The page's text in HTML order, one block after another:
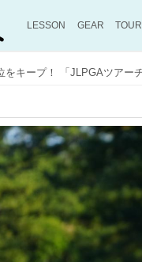
LESSON GEAR TOUR